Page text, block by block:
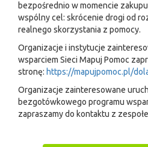
bezpośrednio w momencie
wspólny cel: skrócenie drogi od
realnego skorzystania z pomocy.
Organizacje i instytucje
wsparciem Sieci Mapuj Pomoc
stronę: https://mapujpomoc.pl/
Organizacje zainteresowane
bezgotówkowego programu
zapraszamy do kontaktu z